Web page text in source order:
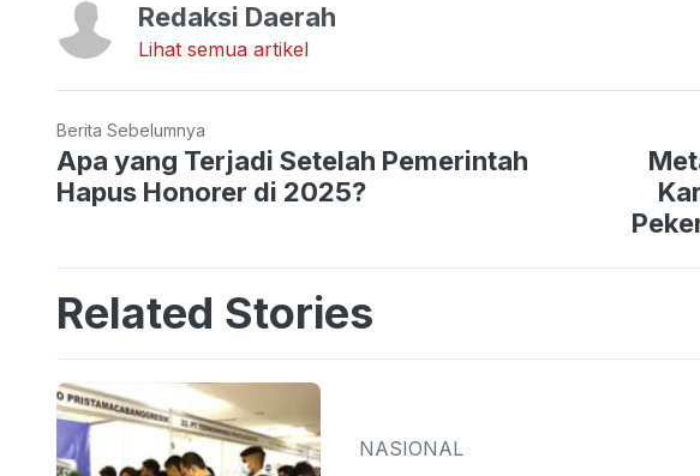
Redaksi Daerah
Lihat semua artikel
Berita Sebelumnya
Apa yang Terjadi Setelah Pemerintah
Hapus Honorer di 2025?
Related Stories
NASIONAL